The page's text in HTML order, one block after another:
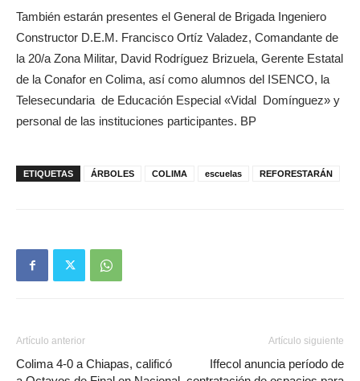
También estarán presentes el General de Brigada Ingeniero
Constructor D.E.M. Francisco Ortíz Valadez, Comandante de
la 20/a Zona Militar, David Rodríguez Brizuela, Gerente Estatal
de la Conafor en Colima, así como alumnos del ISENCO, la
Telesecundaria de Educación Especial «Vidal Domínguez» y
personal de las instituciones participantes. BP
ETIQUETAS ÁRBOLES COLIMA escuelas REFORESTARÁN
Artículo anterior
Colima 4-0 a Chiapas, calificó
Artículo siguiente
Iffecol anuncia período de